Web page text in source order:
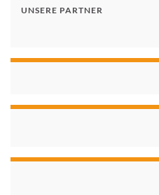
UNSERE PARTNER